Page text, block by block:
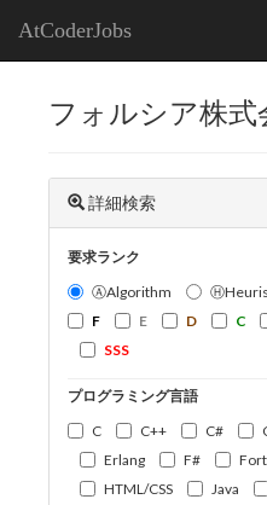
AtCoderJobs
フォルシア株式
詳細検索
要求ランク
ⒶAlgorithm
F
E D C
SSS
プログラミング言語
C
C++ C#
Erlang
F#
HTML/CSS
Java